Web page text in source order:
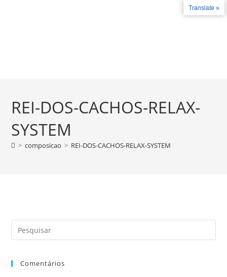
REI-DOS-CACHOS-RELAX-
SYSTEM
> composicao > REI-DOS-CACHOS-RELAX-SYSTEM
Comentários
Translate »